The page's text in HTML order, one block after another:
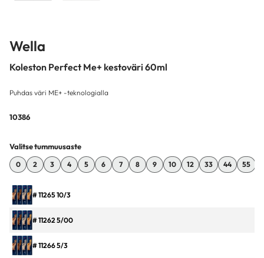
Wella
Koleston Perfect Me+ kestoväri 60ml
Puhdas väri ME+ -teknologialla
10386
Valitse tummuusaste
0 2 3 4 5 6 7 8 9 10 12 33 44 55
# 11265 10/3
# 11262 5/00
# 11266 5/3